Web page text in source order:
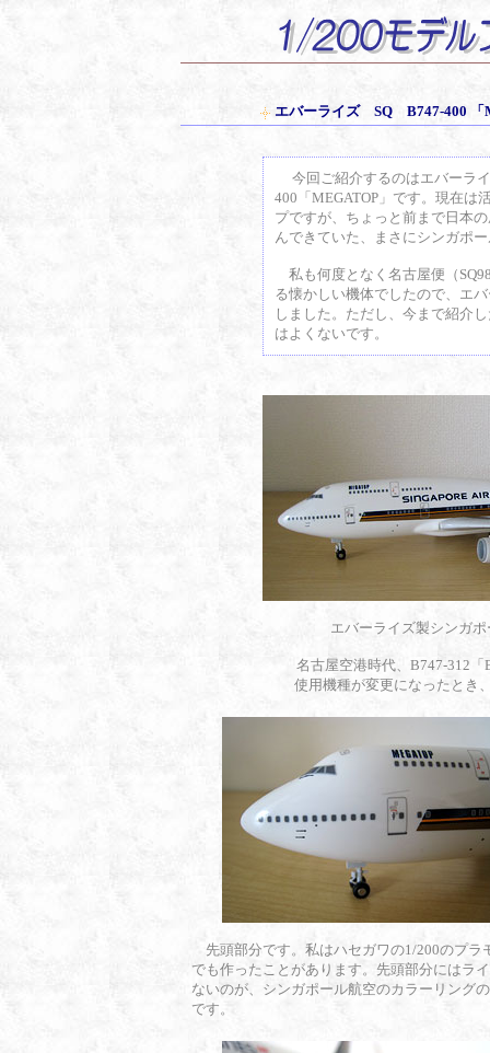
エバーライズ SQ B747-400 「
今回ご紹介するのはエバーラ
400「MEGATOP」です。現在は
プですが、ちょっと前まで日本
んできていた、まさにシンガポ
私も何度となく名古屋便（
る懐かしい機体でしたので、エ
しました。ただし、今まで紹介
はよくないです。
エバーライズ製シンガ
名古屋空港時代、B747-312「
使用機種が変更になったとき
先頭部分です。私はハセガワの1/200のプラ
でも作ったことがあります。先頭部分にはラ
ないのが、シンガポール航空のカラーリング
です。